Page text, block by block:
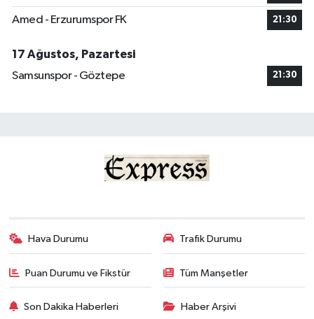
Amed - Erzurumspor FK 21:30
17 Ağustos, Pazartesi
Samsunspor - Göztepe
21:30
Hava Durumu Trafik Durumu
Puan Durumu ve Fikstür Tüm Manşetler
Son Dakika Haberleri Haber Arşivi